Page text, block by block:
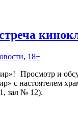
, 18+
Просмотр и
с настоятелем
зал № 12).